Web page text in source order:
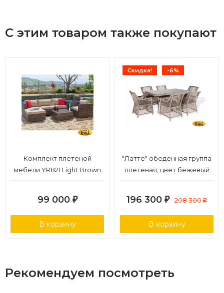
С этим товаром также покупают
Комплект плетеной
мебели YR821 Light Brown
99 000 ₽
В корзину
Скидка! -6%
"Латте" обеденная группа
плетеная, цвет бежевый
196 300 ₽ 208 300₽
В корзину
Рекомендуем посмотреть